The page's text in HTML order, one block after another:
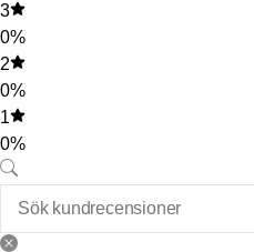
3
0%
2
0%
1
0%